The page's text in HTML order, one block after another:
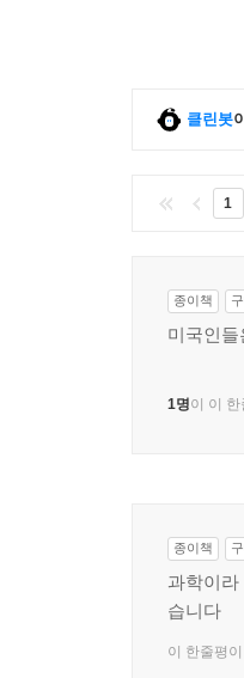
클린봇
1
종이책
미국인
1명이 이
종이책
과학이
습니다
이 한줄평